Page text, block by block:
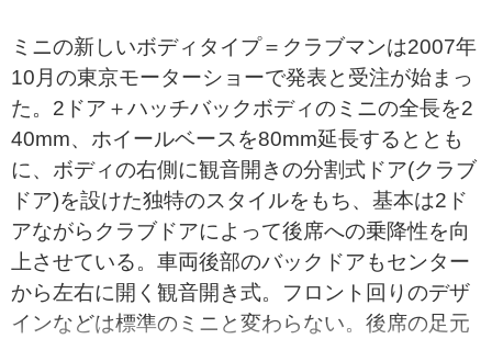
ミニの新しいボディタイプ＝クラブマンは2007年
10月の東京モーターショーで発表と受注が始まっ
た。2ドア＋ハッチバックボディのミニの全長を2
40mm、ホイールベースを80mm延長するととも
に、ボディの右側に観音開きの分割式ドア(クラブ
ドア)を設けた独特のスタイルをもち、基本は2ド
アながらクラブドアによって後席への乗降性を向
上させている。車両後部のバックドアもセンター
から左右に開く観音開き式。フロント回りのデザ
インなどは標準のミニと変わらない。後席の足元